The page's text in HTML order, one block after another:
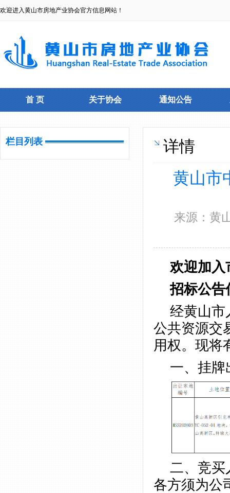
欢迎进入黄山市房地产业协会官方信息网站！
首 页 关于协会 通知公告
栏目列表 详情
黄山市
来源：黄
欢迎加入
招标公告
经黄山市
公共资源交
用权。现将
一、挂牌
二、竞买
各方须为公